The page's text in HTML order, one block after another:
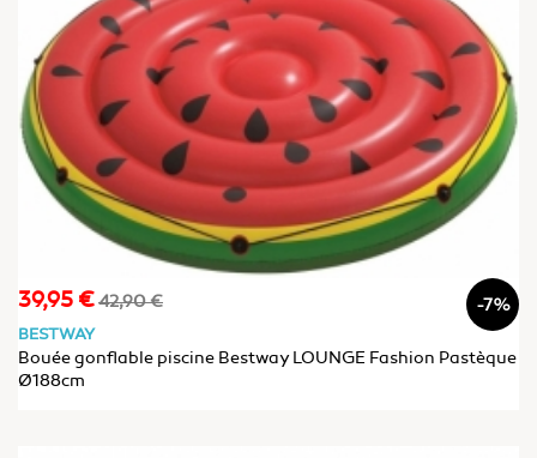
Prix
39,95 €Prix
42,90 € -7%
BESTWAY
Bouée gonflable piscine Bestway LOUNGE Fashion Pastèque
Ø188cm